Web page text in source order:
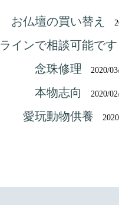
お仏壇の買い替え
ラインで相談可能です
念珠修理 2020/
本物志向 2020/
愛玩動物供養